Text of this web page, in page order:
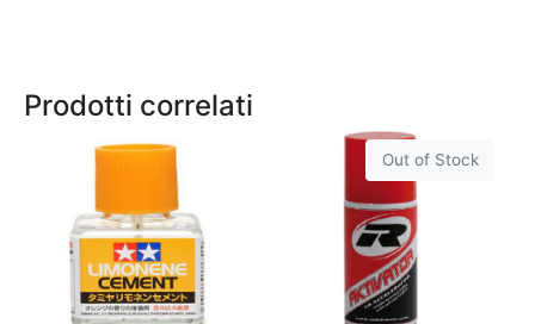
Prodotti correlati
Out of Stock